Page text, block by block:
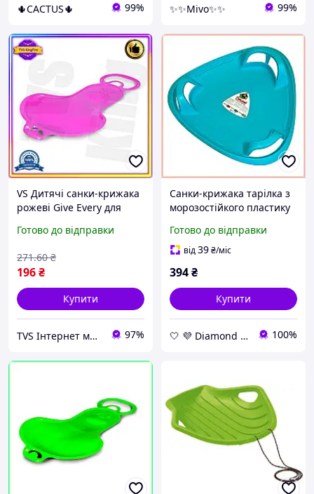
🌵CACTUS🌵 99% ✨✨Mivo✨✨ 99%
VS Дитячі санки-крижака
рожеві Give Every для
років з ручкою та міцним
Готово до відправки
196₴
271.60 ₴
Купити
TVS Інтернет магазин 97%
Санки-крижака тарілка з
морозостійкого пластику
блакитний колір, Doloni
Toys, 1.03 кг
Готово до відправки
від39₴/міс
394₴
Купити
🤍 💜 Diamond 🤍 💜 100%